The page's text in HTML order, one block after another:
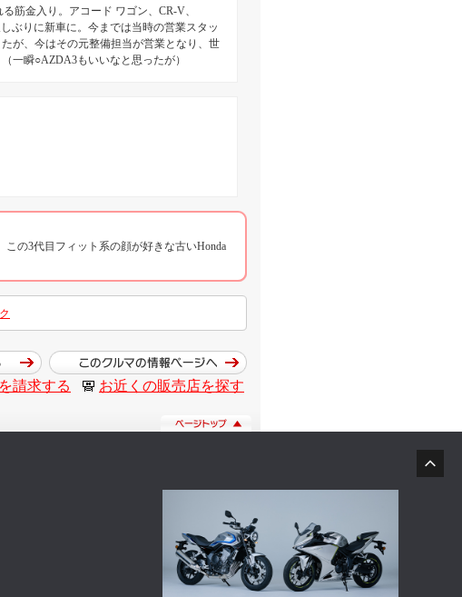
筋金入り。アコード ワゴン、CR-V、
ぶりに新車に。今までは当時の営業スタッ
が、今はその元整備担当が営業となり、世
一瞬○AZDA3もいいなと思ったが）
の3代目フィット系の顔が好きな古いHonda
請求する お近くの販売店を探す